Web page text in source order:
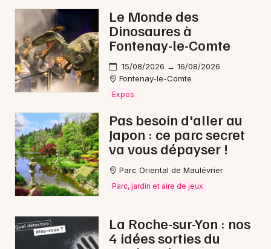
Concerts
Sports
Soirées
Sorties famille
Expos
Sorties & loisirs
Jazz en Vendée
Nice
Paris
Strasbourg
Toulouse
Le Monde des
Dinosaures à
Fontenay-le-Comte
15/08/2026 → 16/08/2026
Fontenay-le-Comte
Expos
Pas besoin d'aller au
Japon : ce parc secret
va vous dépayser !
Parc Oriental de Maulévrier
Parc, jardin et aire de jeux
La Roche-sur-Yon : nos
4 idées sorties du